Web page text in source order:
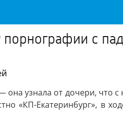
порнографии с
узнала от дочери, что
«КП-Екатеринбург», в